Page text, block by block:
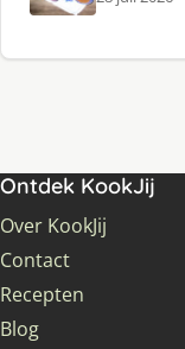
Ontdek KookJij
Over KookJij
Contact
Recepten
Blog